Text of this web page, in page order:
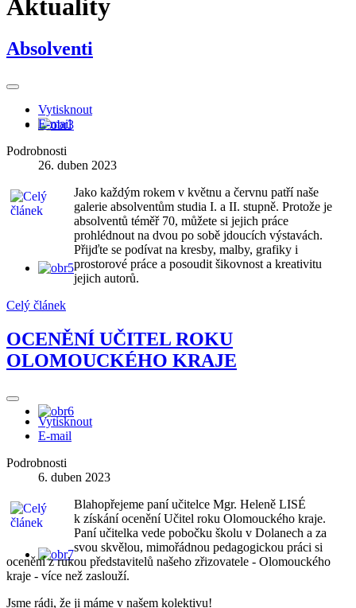
Aktuality
Absolventi
Vytisknout
E-mail
Podrobnosti
26. duben 2023
Jako každým rokem v květnu a červnu patří naše
galerie absolventům studia I. a II. stupně. Protože je
absolventů téměř 70, můžete si jejich práce
prohlédnout na dvou po sobě jdoucích výstavách.
Přijďte se podívat na kresby, malby, grafiky i
prostorové práce a posoudit šikovnost a kreativitu
jejich autorů.
Celý článek
OCENĚNÍ UČITEL ROKU
OLOMOUCKÉHO KRAJE
Vytisknout
E-mail
Podrobnosti
6. duben 2023
Blahopřejeme paní učitelce Mgr. Heleně LISÉ
k získání ocenění Učitel roku Olomouckého kraje.
Paní učitelka vede pobočku školu v Dolanech a za
svou skvělou, mimořádnou pedagogickou práci si
ocenění z rukou představitelů našeho zřizovatele - Olomouckého
kraje - více než zaslouží.
Jsme rádi, že ji máme v našem kolektivu!